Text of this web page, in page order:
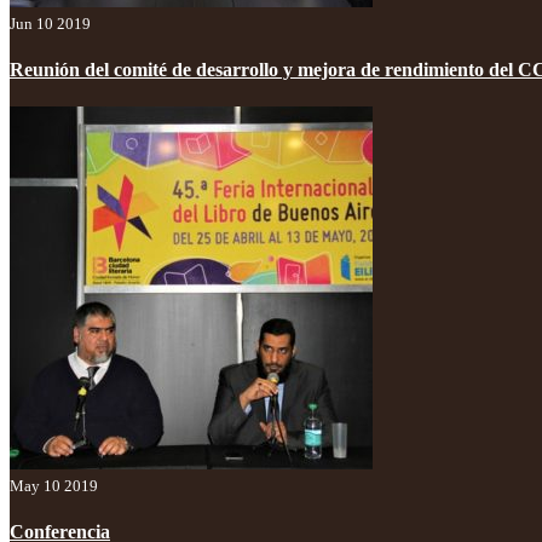
Jun 10 2019
Reunión del comité de desarrollo y mejora de rendimiento del
May 10 2019
Conferencia